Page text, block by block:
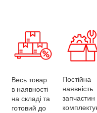
Весь товар
в наявності
на складі та
готовий до
Постійна
наявність
запчастин